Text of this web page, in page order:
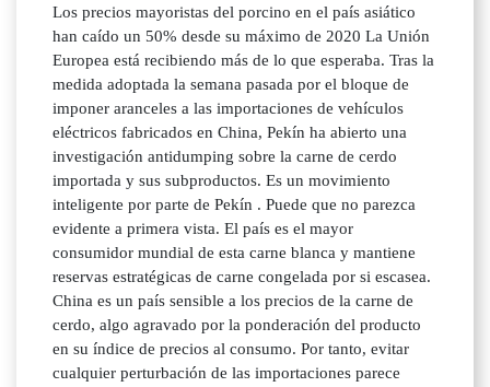
Los precios mayoristas del porcino en el país asiático
han caído un 50% desde su máximo de 2020 La Unión
Europea está recibiendo más de lo que esperaba. Tras la
medida adoptada la semana pasada por el bloque de
imponer aranceles a las importaciones de vehículos
eléctricos fabricados en China, Pekín ha abierto una
investigación antidumping sobre la carne de cerdo
importada y sus subproductos. Es un movimiento
inteligente por parte de Pekín . Puede que no parezca
evidente a primera vista. El país es el mayor
consumidor mundial de esta carne blanca y mantiene
reservas estratégicas de carne congelada por si escasea.
China es un país sensible a los precios de la carne de
cerdo, algo agravado por la ponderación del producto
en su índice de precios al consumo. Por tanto, evitar
cualquier perturbación de las importaciones parece